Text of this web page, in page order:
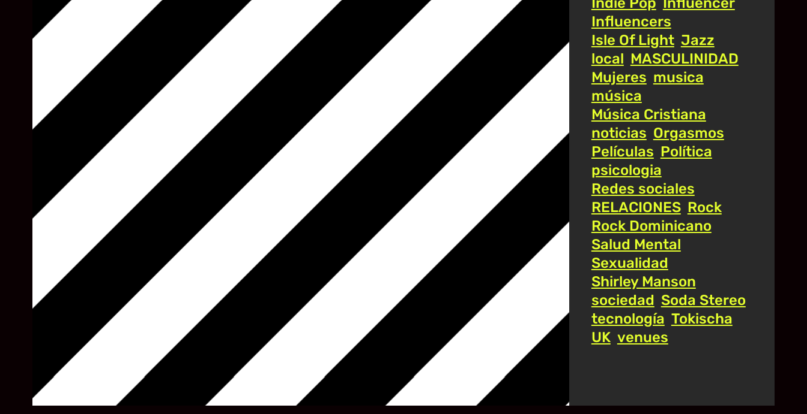
Influencers
Isle Of Light Jazz
local MASCULINIDAD
Mujeres musica
música
Música Cristiana
noticias Orgasmos
Películas Política
psicologia
Redes sociales
RELACIONES Rock
Rock Dominicano
Salud Mental
Sexualidad
Shirley Manson
sociedad Soda Stereo
tecnología Tokischa
UK venues